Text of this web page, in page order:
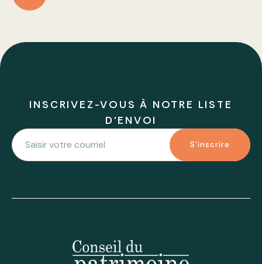
INSCRIVEZ-VOUS À NOTRE LISTE
D'ENVOI
S'inscrire